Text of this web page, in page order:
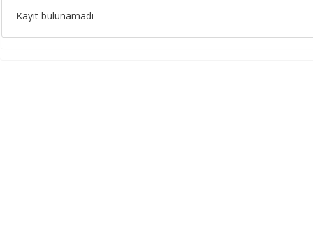
Kayıt bulunamadı